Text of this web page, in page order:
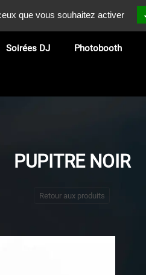
que vous souhaitez activer
Soirées DJ Photobooth
PUPITRE NOIR
Retour aux produits